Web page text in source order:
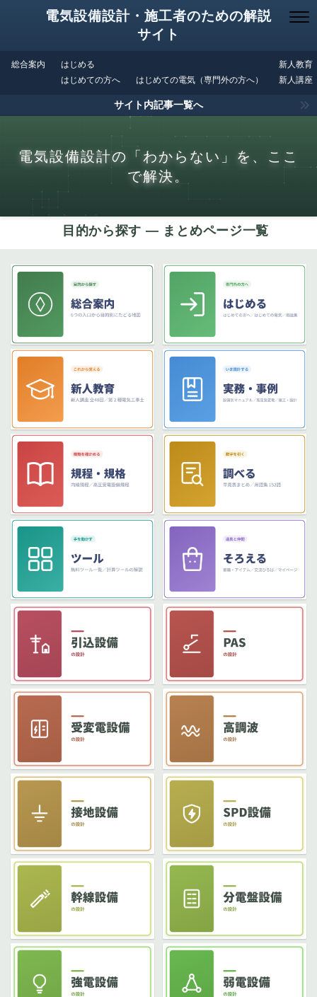
電気設備設計・施工者のための解説
サイト
総合案内
はじめる
はじめての方へ
はじめての電気（専門外の方へ）
新人教育
新人講座
サイト内記事一覧へ
電気設備設計の「わからない」を、ここ
で解決。